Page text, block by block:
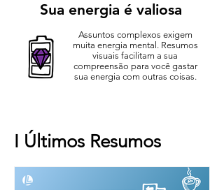
Sua energia é valiosa
Assuntos complexos exigem
muita energia mental. Resumos
visuais facilitam a sua
compreensão para você gastar
sua energia com outras coisas.
I Últimos Resumos